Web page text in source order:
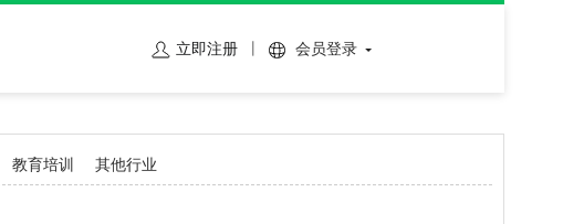
立即注册 会员登录
教育培训 其他行业